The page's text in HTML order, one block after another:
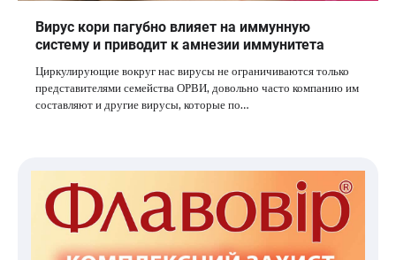
Вирус кори пагубно влияет на иммунную
систему и приводит к амнезии иммунитета
Циркулирующие вокруг нас вирусы не ограничиваются только
представителями семейства ОРВИ, довольно часто компанию им
составляют и другие вирусы, которые по…